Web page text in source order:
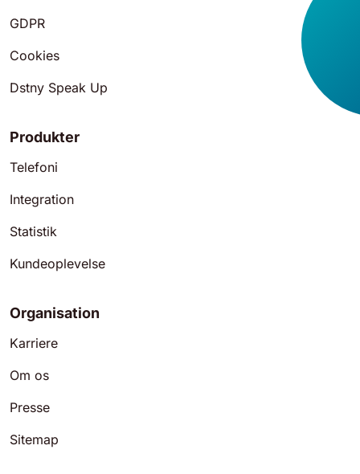
GDPR
Cookies
Dstny Speak Up
Produkter
Telefoni
Integration
Statistik
Kundeoplevelse
Organisation
Karriere
Om os
Presse
Sitemap